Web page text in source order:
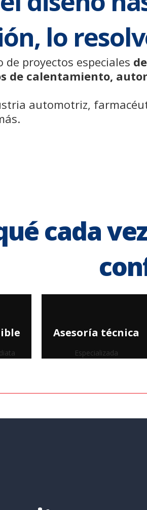
lo
de proyectos especiales
de calentamiento,
automotriz,
cada
Asesoría técnica
Especializada